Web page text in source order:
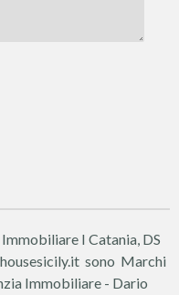
I Catania, DS
sono Marchi
Immobiliare - Dario